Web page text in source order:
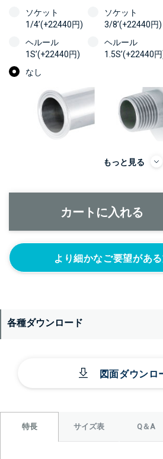
ソケット
1/4’(+22440円)
ソケット
3/8’(+22440円)
ヘルール
1S’(+22440円)
ヘルール
1.5S’(+22440
なし
正面側の下部にノズルをつける
ニップル
1/4’(+22440円)
ニップル
3/8’(+22440円)
ヘルール
もっと見る
より細かなご要望があ
各種ダウンロード
図面ダウンロ
特長 サイズ表 Q＆A